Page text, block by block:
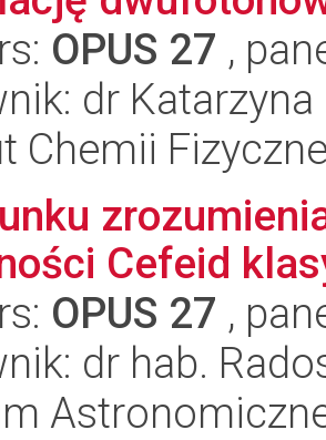
OPUS 27 ,
dr
Chemii
Cefeid
OPUS 27 ,
dr hab.